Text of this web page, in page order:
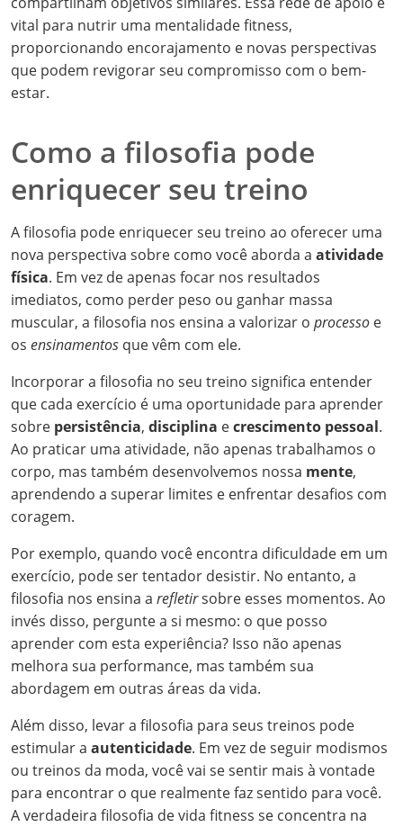
vital para nutrir uma mentalidade fitness,
proporcionando encorajamento e novas perspectivas
que podem revigorar seu compromisso com o bem-
estar.
Como a filosofia pode
enriquecer seu treino
A filosofia pode enriquecer seu treino ao oferecer uma
nova perspectiva sobre como você aborda a atividade
física. Em vez de apenas focar nos resultados
imediatos, como perder peso ou ganhar massa
muscular, a filosofia nos ensina a valorizar o processo e
os ensinamentos que vêm com ele.
Incorporar a filosofia no seu treino significa entender
que cada exercício é uma oportunidade para aprender
sobre persistência, disciplina ecrescimento pessoal.
Ao praticar uma atividade, não apenas trabalhamos o
corpo, mas também desenvolvemos nossa mente,
aprendendo a superar limites e enfrentar desafios com
coragem.
Por exemplo, quando você encontra dificuldade em um
exercício, pode ser tentador desistir. No entanto, a
filosofia nos ensina a refletirsobre esses momentos. Ao
invés disso, pergunte a si mesmo: o que posso
aprender com esta experiência? Isso não apenas
melhora sua performance, mas também sua
abordagem em outras áreas da vida.
Além disso, levar a filosofia para seus treinos pode
estimular a autenticidade. Em vez de seguir modismos
ou treinos da moda, você vai se sentir mais à vontade
para encontrar o que realmente faz sentido para você.
A verdadeira filosofia de vida fitness se concentra na